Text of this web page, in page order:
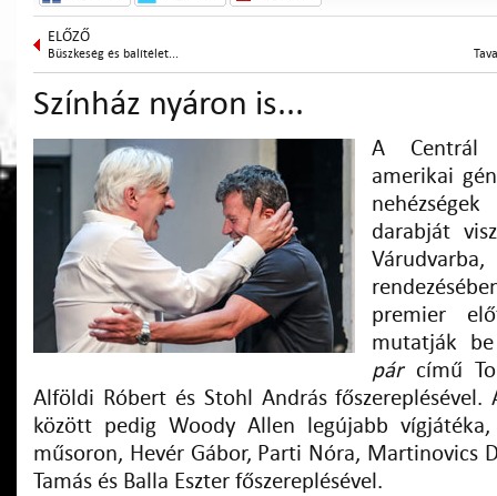
ELŐZŐ
Büszkeség és balítélet...
Színház nyáron is...
A Centrál
amerikai
darabját
premier
mutatják
párcímű
Alföldi Róbert és Stohl András főszereplésével.
között pedig Woody Allen legújabb
műsoron, Hevér Gábor, Parti Nóra, Martinovics
Tamás és Balla Eszter főszereplésével.